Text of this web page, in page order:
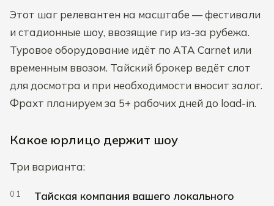
Этот шаг релевантен на масштабе — фестивали
и стадионные шоу, ввозящие гир из-за рубежа.
Туровое оборудование идёт по ATA Carnet или
временным ввозом. Тайский брокер ведёт слот
для досмотра и при необходимости вносит залог.
Фрахт планируем за 5+ рабочих дней до load-in.
Какое юрлицо держит шоу
Три варианта:
Тайская компания вашего локального